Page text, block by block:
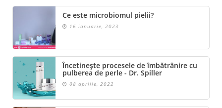
Ce este microbiomul pielii?
16 ianuarie, 2023
Încetinește procesele de îmbătrânire cu
pulberea de perle - Dr. Spiller
08 aprilie, 2022